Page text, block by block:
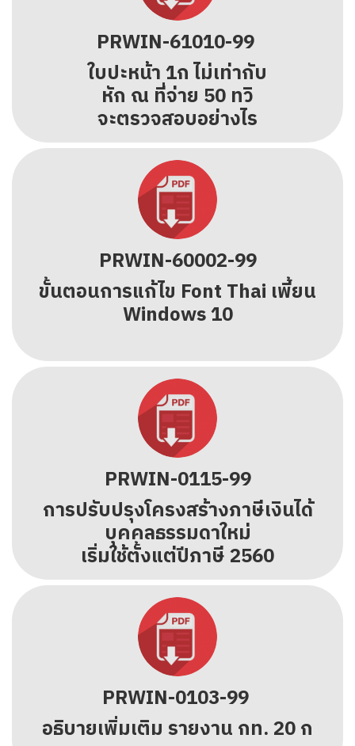
PRWIN-61010-99
ใบปะหน้า 1ก ไม่เท่ากับ
หัก ณ ที่จ่าย 50 ทวิ
จะตรวจสอบอย่างไร
PRWIN-60002-99
ขั้นตอนการแก้ไข Font Thai เพี้ยน
Windows 10
PRWIN-0115-99
การปรับปรุงโครงสร้างภาษีเงินได้
บุคคลธรรมดาใหม่
เริ่มใช้ตั้งแต่ปีภาษี 2560
PRWIN-0103-99
อธิบายเพิ่มเติม รายงาน กท. 20 ก